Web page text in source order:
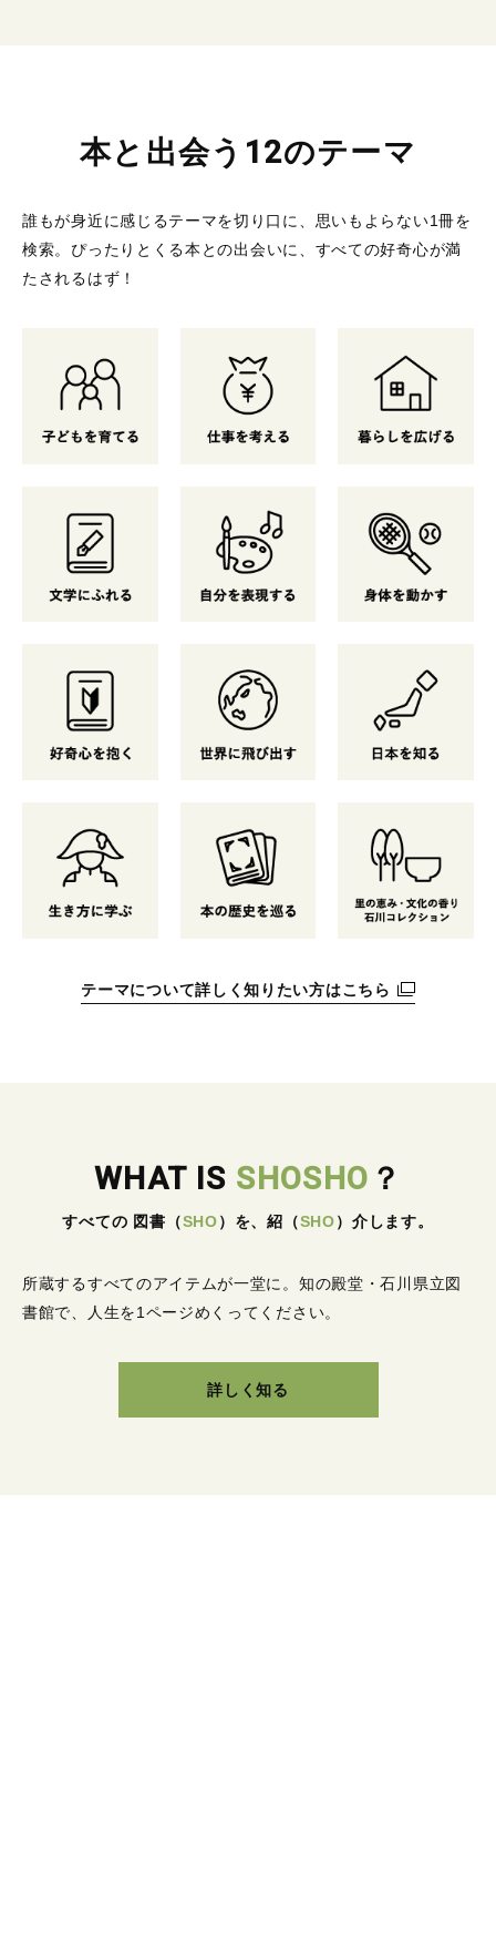
本と出会う12のテーマ
誰もが身近に感じるテーマを切り口に、思いもよらない1冊を
検索。 ぴったりとくる本との出会いに、すべての好奇心が満
たされるはず！
テーマについて詳しく知りたい方はこちら
WHAT IS SHOSHO ？
すべての 図書 （SHO） を、紹 （SHO） 介します。
所蔵するすべてのアイテムが一堂に。 知の殿堂・石川県立図
書館で、人生を1ページめくってください。
詳しく知る